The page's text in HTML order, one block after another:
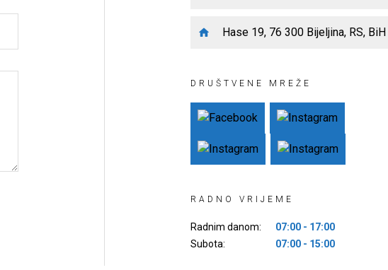
Hase 19, 76 300 Bijeljina, RS, BiH
DRUŠTVENE MREŽE
RADNO VRIJEME
Radnim danom:
07:00 - 17:00
Subota:
07:00 - 15:00